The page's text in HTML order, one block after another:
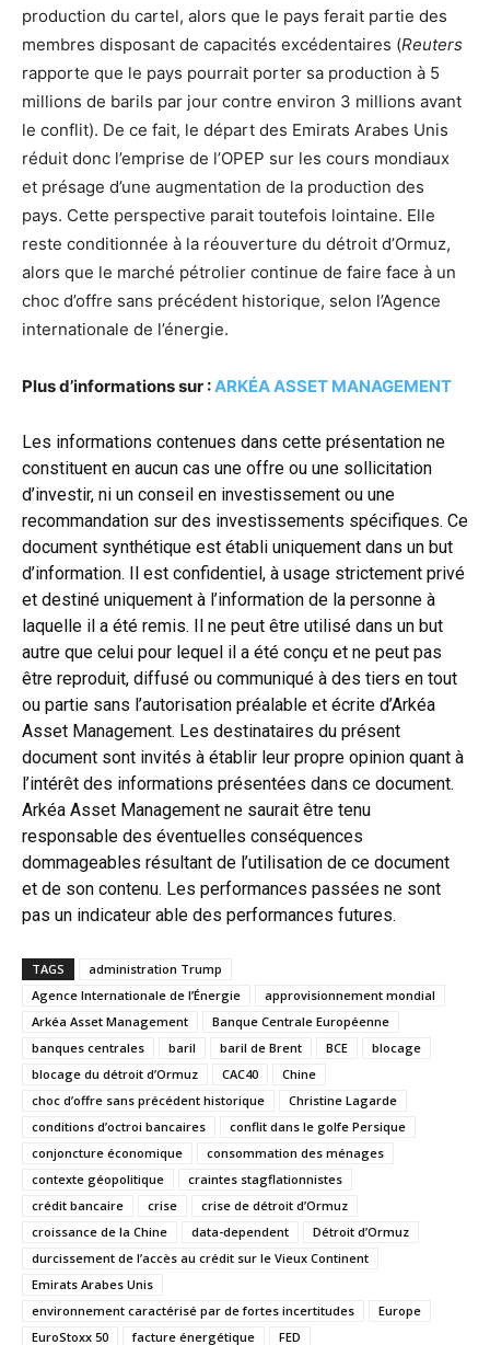
production du cartel, alors que le pays ferait partie des
membres disposant de capacités excédentaires (Reuters
rapporte que le pays pourrait porter sa production à 5
millions de barils par jour contre environ 3 millions avant
le conflit). De ce fait, le départ des Emirats Arabes Unis
réduit donc l’emprise de l’OPEP sur les cours mondiaux
et présage d’une augmentation de la production des
pays. Cette perspective parait toutefois lointaine. Elle
reste conditionnée à la réouverture du détroit d’Ormuz,
alors que le marché pétrolier continue de faire face à un
choc d’offre sans précédent historique, selon l’Agence
internationale de l’énergie.
Plus d’informations sur :ARKÉA ASSET MANAGEMENT
Les informations contenues dans cette présentation ne
constituent en aucun cas une offre ou une sollicitation
d’investir, ni un conseil en investissement ou une
recommandation sur des investissements spécifiques. Ce
document synthétique est établi uniquement dans un but
d’information. Il est confidentiel, à usage strictement privé
et destiné uniquement à l’information de la personne à
laquelle il a été remis. Il ne peut être utilisé dans un but
autre que celui pour lequel il a été conçu et ne peut pas
être reproduit, diffusé ou communiqué à des tiers en tout
ou partie sans l’autorisation préalable et écrite d’Arkéa
Asset Management. Les destinataires du présent
document sont invités à établir leur propre opinion quant à
l’intérêt des informations présentées dans ce document.
Arkéa Asset Management ne saurait être tenu
responsable des éventuelles conséquences
dommageables résultant de l’utilisation de ce document
et de son contenu. Les performances passées ne sont
pas un indicateur able des performances futures.
TAGS
administration Trump
Agence Internationale de l’Énergie
approvisionnement mondial
Arkéa Asset Management
Banque Centrale Européenne
banques centrales
baril baril de Brent BCE
blocage
blocage du détroit d’Ormuz
CAC40
Chine
choc d’offre sans précédent historique
Christine Lagarde
conditions d’octroi bancaires
conflit dans le golfe Persique
conjoncture économique
consommation des ménages
contexte géopolitique
craintes stagflationnistes
crédit bancaire
crise
crise de détroit d’Ormuz
croissance de la Chine
data-dependent
Détroit d’Ormuz
durcissement de l’accès au crédit sur le Vieux Continent
Emirats Arabes Unis
environnement caractérisé par de fortes incertitudes
Europe
EuroStoxx 50
facture énergétique FED